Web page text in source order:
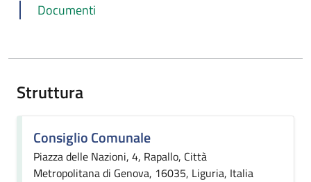
Documenti
Struttura
Consiglio Comunale
Piazza delle Nazioni, 4, Rapallo, Città
Metropolitana di Genova, 16035, Liguria, Italia